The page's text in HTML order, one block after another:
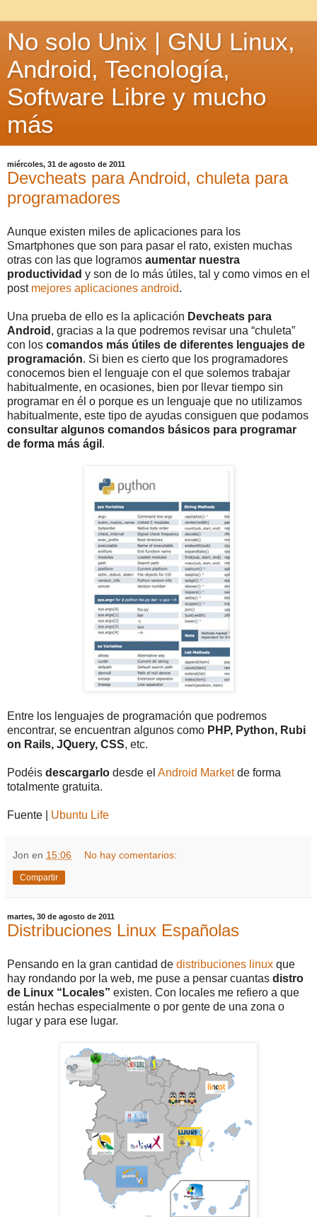
No solo Unix | GNU Linux,
Android, Tecnología,
Software Libre y mucho
más
miércoles, 31 de agosto de 2011
Devcheats para Android, chuleta para
programadores
Aunque existen miles de aplicaciones para los
Smartphones que son para pasar el rato, existen muchas
otras con las que logramos aumentar nuestra
productividad y son de lo más útiles, tal y como vimos en el
post mejores aplicaciones android.
Una prueba de ello es la aplicación Devcheats para
Android , gracias a la que podremos revisar una “chuleta”
con los comandos más útiles de diferentes lenguajes de
programación. Si bien es cierto que los programadores
conocemos bien el lenguaje con el que solemos trabajar
habitualmente, en ocasiones, bien por llevar tiempo sin
programar en él o porque es un lenguaje que no utilizamos
habitualmente, este tipo de ayudas consiguen que podamos
consultar algunos comandos básicos para programar
de forma más ágil .
Entre los lenguajes de programación que podremos
encontrar, se encuentran algunos como PHP, Python, Rubi
on Rails, JQuery, CSS, etc.
Podéis descargarlo desde el Android Marketde forma
totalmente gratuita.
Fuente | Ubuntu Life
Jon en 15:06 No hay comentarios:
Compartir
martes, 30 de agosto de 2011
Distribuciones Linux Españolas
Pensando en la gran cantidad de distribuciones linux que
hay rondando por la web, me puse a pensar cuantas distro
de Linux “Locales” existen. Con locales me refiero a que
están hechas especialmente o por gente de una zona o
lugar y para ese lugar.